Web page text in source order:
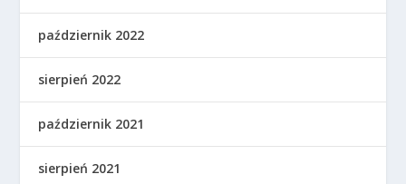
październik 2022
sierpień 2022
październik 2021
sierpień 2021